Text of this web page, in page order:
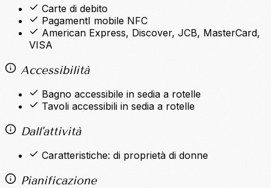
Carte di debito
PagamentI mobile NFC
American Express, Discover, JCB, MasterCard,
VISA
Accessibilità
Bagno accessibile in sedia a rotelle
Tavoli accessibili in sedia a rotelle
Dall'attività
Caratteristiche: di proprietà di donne
Pianificazione